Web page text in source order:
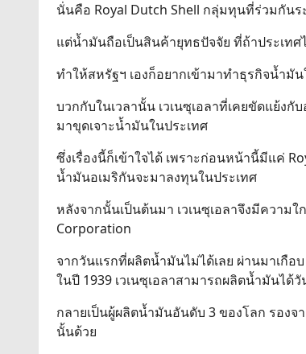
นั่นคือ Royal Dutch Shell กลุ่มทุนที่ร่วมกัน
แต่น้ำมันถือเป็นสินค้ายุทธปัจจัย ที่ถ้าประเท
ทำให้สหรัฐฯ เองก็อยากเข้ามาทำธุรกิจน้ำมัน
บวกกับในเวลานั้น เวเนซุเอลาที่เคยขัดแย้ง
มาขุดเจาะน้ำมันในประเทศ
ซึ่งเรื่องนี้ก็เข้าใจได้ เพราะก่อนหน้านี้มีแค่
น้ำมันอเมริกันจะมาลงทุนในประเทศ
หลังจากนั้นเป็นต้นมา เวเนซุเอลาจึงมีควา
Corporation
จากวันแรกที่ผลิตน้ำมันไม่ได้เลย ผ่านมาเกือ
ในปี 1939 เวเนซุเอลาสามารถผลิตน้ำมันได้วั
กลายเป็นผู้ผลิตน้ำมันอันดับ 3 ของโลก รอง
นั้นด้วย